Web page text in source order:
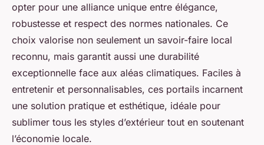
opter pour une alliance unique entre élégance,
robustesse et respect des normes nationales. Ce
choix valorise non seulement un savoir-faire local
reconnu, mais garantit aussi une durabilité
exceptionnelle face aux aléas climatiques. Faciles à
entretenir et personnalisables, ces portails incarnent
une solution pratique et esthétique, idéale pour
sublimer tous les styles d’extérieur tout en soutenant
l’économie locale.